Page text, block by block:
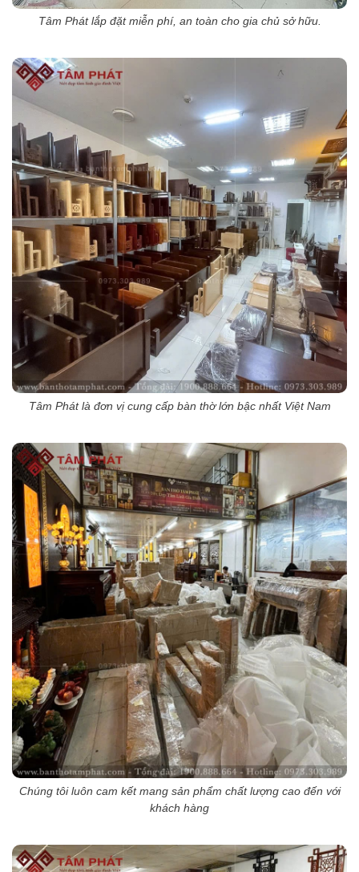
Tâm Phát lắp đặt miễn phí, an toàn cho gia chủ sở hữu.
Tâm Phát là đơn vị cung cấp bàn thờ lớn bậc nhất Việt Nam
Chúng tôi luôn cam kết mang sản phẩm chất lượng cao đến với
khách hàng